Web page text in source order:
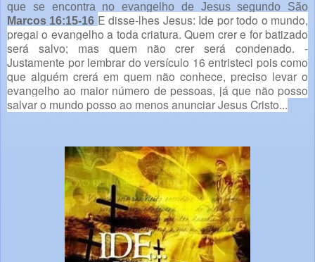
que se encontra no evangelho de Jesus segundo São
Marcos 16:15-16 E disse-lhes Jesus: Ide por todo o mundo,
pregai o evangelho a toda criatura.Quem crer e for batizado
será salvo; mas quem não crer será condenado. -
Justamente por lembrar do versículo 16 entristeci pois como
que alguém crerá em quem não conhece, preciso levar o
evangelho ao maior número de pessoas, já que não posso
salvar o mundo posso ao menos anunciar Jesus Cristo...